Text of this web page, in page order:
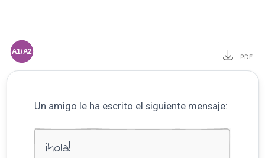
A1/A2
PDF
Un amigo le ha escrito el siguiente mensaje:
¡Hola!